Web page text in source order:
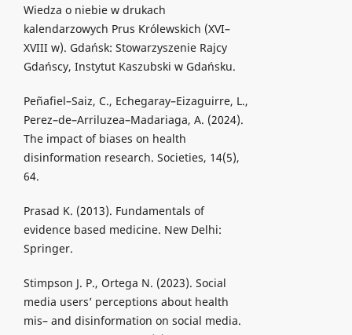
Wiedza o niebie w drukach
kalendarzowych Prus Królewskich (XVI–
XVIII w). Gdańsk: Stowarzyszenie Rajcy
Gdańscy, Instytut Kaszubski w Gdańsku.
Peñafiel–Saiz, C., Echegaray–Eizaguirre, L.,
Perez–de–Arriluzea–Madariaga, A. (2024).
The impact of biases on health
disinformation research. Societies, 14(5),
64.
Prasad K. (2013). Fundamentals of
evidence based medicine. New Delhi:
Springer.
Stimpson J. P., Ortega N. (2023). Social
media users’ perceptions about health
mis– and disinformation on social media.